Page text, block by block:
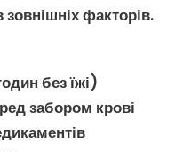
факторів.
без їжі)
забором крові